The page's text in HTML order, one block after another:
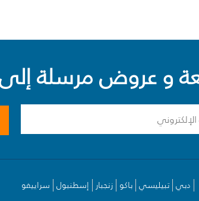
و عروض مرسلة إلى
دبي تبيليسي باكو زنجبار إسطنبول سراييفو